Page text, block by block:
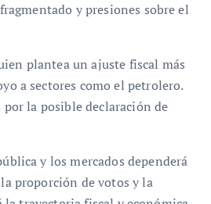
y presiones sobre el
plantea un ajuste fiscal más
a sectores como el petrolero.
la posible declaración de
y los mercados dependerá
proporción de votos y la